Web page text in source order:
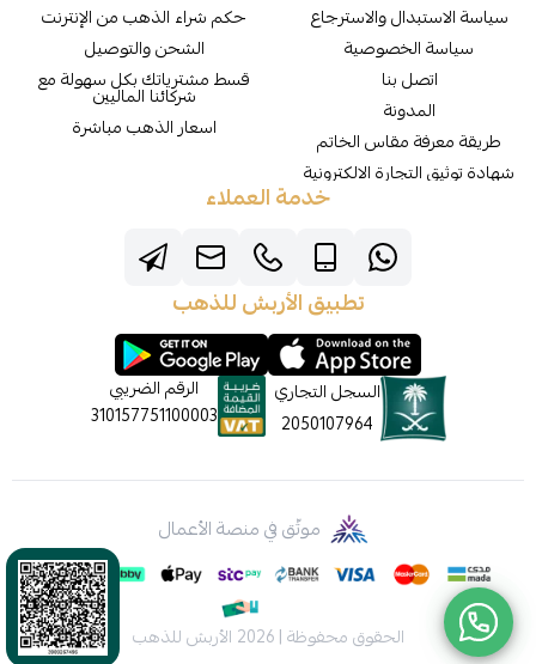
سياسة الاستبدال والاسترجاع
سياسة الخصوصية
اتصل بنا
المدونة
طريقة معرفة مقاس الخاتم
شهادة توثيق التجارة الالكترونية
حكم شراء الذهب من الإنترنت
الشحن والتوصيل
قسط مشترياتك بكل سهولة مع
شركائنا الماليين
اسعار الذهب مباشرة
خدمة العملاء
تطبيق الأربش للذهب
السجل التجاري
2050107964
الرقم الضريبي
310157751100003
موثّق في منصة الأعمال
الحقوق محفوظة | 2026 الأربش للذهب